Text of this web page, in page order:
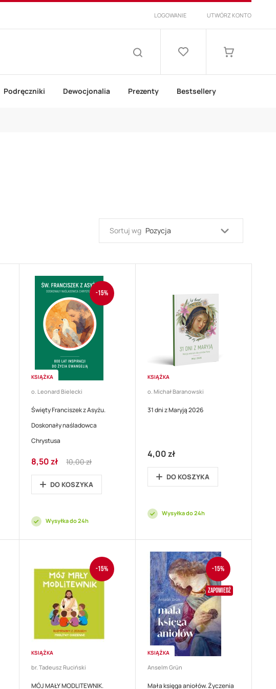
LOGOWANIE UTWÓRZ KONTO
Lista
Podręczniki Dewocjonalia Prezenty Bestsellery
Sortuj wg
kierunek
-15%
KSIĄŻKA
o. Leonard Bielecki
Święty Franciszek z Asyżu.
Doskonały naśladowca
Chrystusa
Cena
promocyjna
8,50 zł
Regular
Price
10,00 zł
DO KOSZYKA
Wysyłka do 24h
KSIĄŻKA
o. Michał Baranowski
31 dni z Maryją 2026
4,00 zł
DO KOSZYKA
Wysyłka do 24h
-15%
KSIĄŻKA
br. Tadeusz Ruciński
MÓJ MAŁY MODLITEWNIK.
-15%
Zapowiedź
KSIĄŻKA
Anselm Grün
Mała księga aniołów. Życzenia